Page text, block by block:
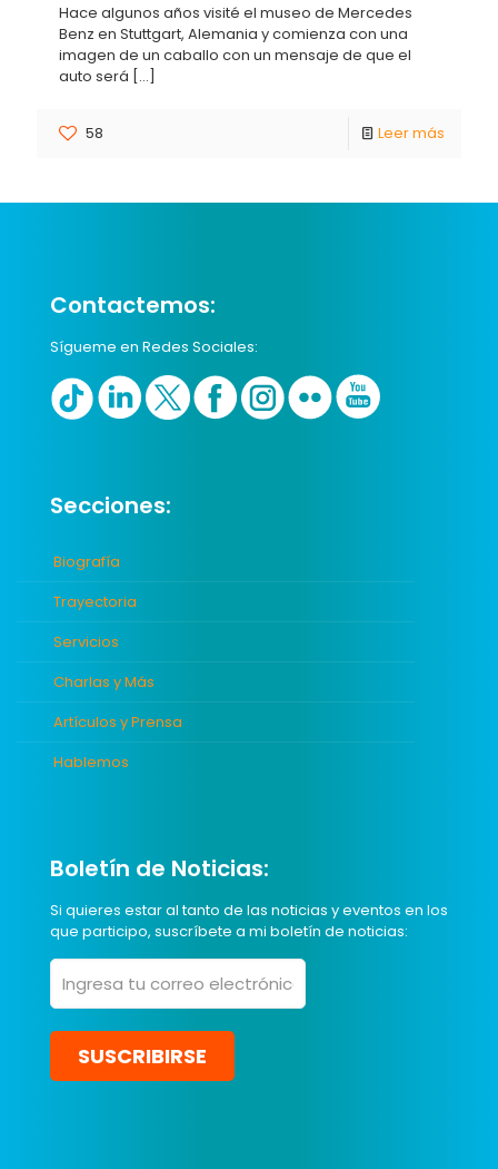
Hace algunos años visité el museo de Mercedes
Benz en Stuttgart, Alemania y comienza con una
imagen de un caballo con un mensaje de que el
auto será […]
58 Leer más
Contactemos:
Sígueme en Redes Sociales:
Secciones:
Biografía
Trayectoria
Servicios
Charlas y Más
Artículos y Prensa
Hablemos
Boletín de Noticias:
Si quieres estar al tanto de las noticias y eventos en los
que participo, suscríbete a mi boletín de noticias: